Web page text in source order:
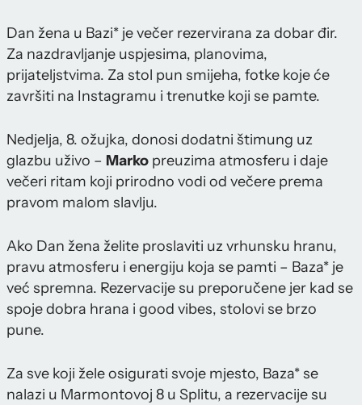
Dan žena u Bazi* je večer rezervirana za dobar đir.
Za nazdravljanje uspjesima, planovima,
prijateljstvima. Za stol pun smijeha, fotke koje će
završiti na Instagramu i trenutke koji se pamte.
Nedjelja, 8. ožujka, donosi dodatni štimung uz
glazbu uživo – Marko preuzima atmosferu i daje
večeri ritam koji prirodno vodi od večere prema
pravom malom slavlju.
Ako Dan žena želite proslaviti uz vrhunsku hranu,
pravu atmosferu i energiju koja se pamti – Baza* je
već spremna. Rezervacije su preporučene jer kad se
spoje dobra hrana i good vibes, stolovi se brzo
pune.
Za sve koji žele osigurati svoje mjesto, Baza* se
nalazi u Marmontovoj 8 u Splitu, a rezervacije su